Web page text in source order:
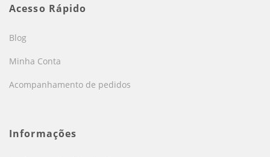
Acesso Rápido
Blog
Minha Conta
Acompanhamento de pedidos
Informações